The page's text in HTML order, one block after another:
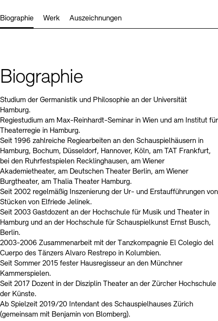
Tickets und Preise Öffnungszeiten Barrierefreiheit
Newsletter Presse
Preise, Stipendien und Stiftung
Europäische Allianz der Akademien
JUNGE AKADEMIE
Kulturelle Vermittlung – KUNSTWELTEN
Studio für Elektroakustische Musik
SINN UND FORM
Gesellschaft der Freunde
Vermietungen und Events
Stellenangebote Newsletter Presse
Nachhaltigkeit
Büro der öffentlichen Sache
schau depot architektur modelle
Bilderkeller
Vermietung Stellenangebote Presse
Nachhaltigkeit Kontakt
Ausstellungen & Veranstaltungen
Bibliothek
Kunstsammlung
Museen
Fundstücke
Kontakte Archivdatenbank OPAC
Digitale Sammlungen Exil-Archive
Biographie Werk Auszeichnungen
Biographie
Studium der Germanistik und Philosophie an der Universität
Hamburg.
Regiestudium am Max-Reinhardt-Seminar in Wien und am Institut für
Theaterregie in Hamburg.
Seit 1996 zahlreiche Regiearbeiten an den Schauspielhäusern in
Hamburg, Bochum, Düsseldorf, Hannover, Köln, am TAT Frankfurt,
bei den Ruhrfestspielen Recklinghausen, am Wiener
Akademietheater, am Deutschen Theater Berlin, am Wiener
Burgtheater, am Thalia Theater Hamburg.
Seit 2002 regelmäßig Inszenierung der Ur- und Erstaufführungen von
Stücken von Elfriede Jelinek.
Seit 2003 Gastdozent an der Hochschule für Musik und Theater in
Hamburg und an der Hochschule für Schauspielkunst Ernst Busch,
Berlin.
2003-2006 Zusammenarbeit mit der Tanzkompagnie El Colegio del
Cuerpo des Tänzers Alvaro Restrepo in Kolumbien.
Seit Sommer 2015 fester Hausregisseur an den Münchner
Kammerspielen.
Seit 2017 Dozent in der Disziplin Theater an der Zürcher Hochschule
der Künste.
Ab Spielzeit 2019/20 Intendant des Schauspielhauses Zürich
(gemeinsam mit Benjamin von Blomberg).